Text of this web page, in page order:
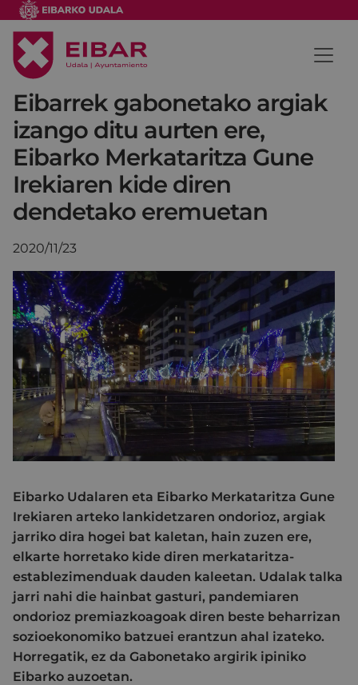
Eibarrek gabonetako argiak
izango ditu aurten ere,
Eibarko Merkataritza Gune
Irekiaren kide diren
dendetako eremuetan
2020/11/23
Eibarko Udalaren eta Eibarko Merkataritza Gune
Irekiaren arteko lankidetzaren ondorioz, argiak
jarriko dira hogei bat kaletan, hain zuzen ere,
elkarte horretako kide diren merkataritza-
establezimenduak dauden kaleetan. Udalak talka
jarri nahi die hainbat gasturi, pandemiaren
ondorioz premiazkoagoak diren beste beharrizan
sozioekonomiko batzuei erantzun ahal izateko.
Horregatik, ez da Gabonetako argirik ipiniko
Eibarko auzoetan.